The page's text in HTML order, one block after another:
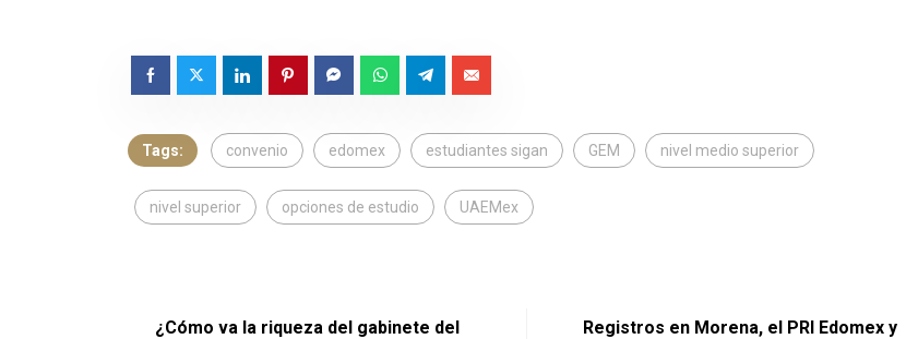
Tags: convenio edomex estudiantes sigan GEM nivel medio superior
nivel superior opciones de estudio UAEMex
¿Cómo va la riqueza del gabinete del
Registros en Morena, el PRI Edomex y